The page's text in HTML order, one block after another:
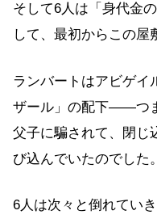
そして6人は「身代金
して、最初からこの屋
ランバートはアビゲイ
ザール」の配下——つ
父子に騙されて、閉じ
び込んでいたのでした。
6人は次々と倒れていき